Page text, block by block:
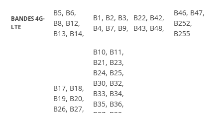
BANDES 4G-
LTE
B5, B6,
B8, B12,
B13, B14,
B1, B2, B3,
B4, B7, B9,
B22, B42,
B43, B48,
B46, B47,
B252,
B255
B17, B18,
B19, B20,
B26, B27,
B10, B11,
B21, B23,
B24, B25,
B30, B32,
B33, B34,
B35, B36,